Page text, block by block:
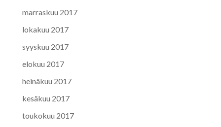
marraskuu 2017
lokakuu 2017
syyskuu 2017
elokuu 2017
heinäkuu 2017
kesäkuu 2017
toukokuu 2017